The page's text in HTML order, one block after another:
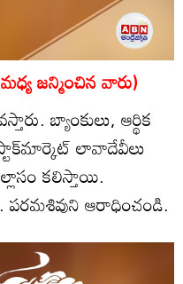
జన్మించిన వారు)
బ్యాంకులు, ఆర్థిక
లావాదేవీలు
కలిస్తాయి.
ఆరాధించండి.